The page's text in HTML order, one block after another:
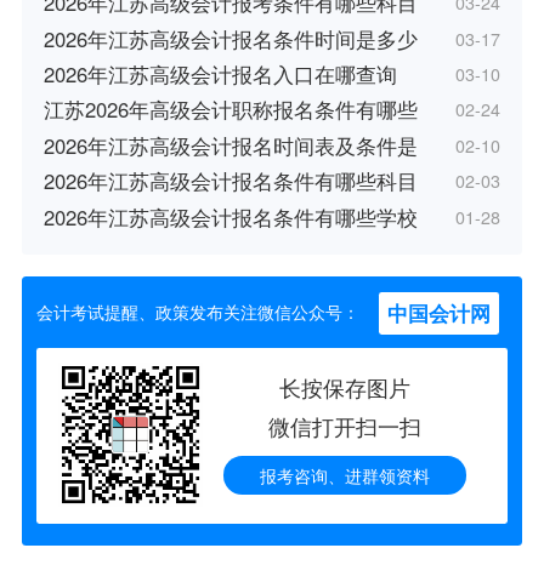
2026年江苏高级会计报名条件时间是多少 03-17
2026年江苏高级会计报名入口在哪查询 03-10
江苏2026年高级会计职称报名条件有哪些 02-24
2026年江苏高级会计报名时间表及条件是 02-10
2026年江苏高级会计报名条件有哪些科目 02-03
2026年江苏高级会计报名条件有哪些学校 01-28
会计考试提醒、政策发布关注微信公众号： 中国会计网
长按保存图片
微信打开扫一扫
报考咨询、进群领资料